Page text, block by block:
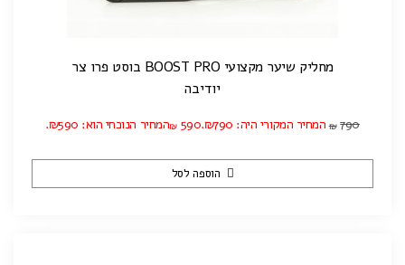
מחליק שיער מקצועי BOOST PRO בוסט פרו צר
יודיבה
₪ 790 המחיר המקורי היה: ₪790. ₪ 590 המחיר הנוכחי הוא: ₪590.
הוספה לסל